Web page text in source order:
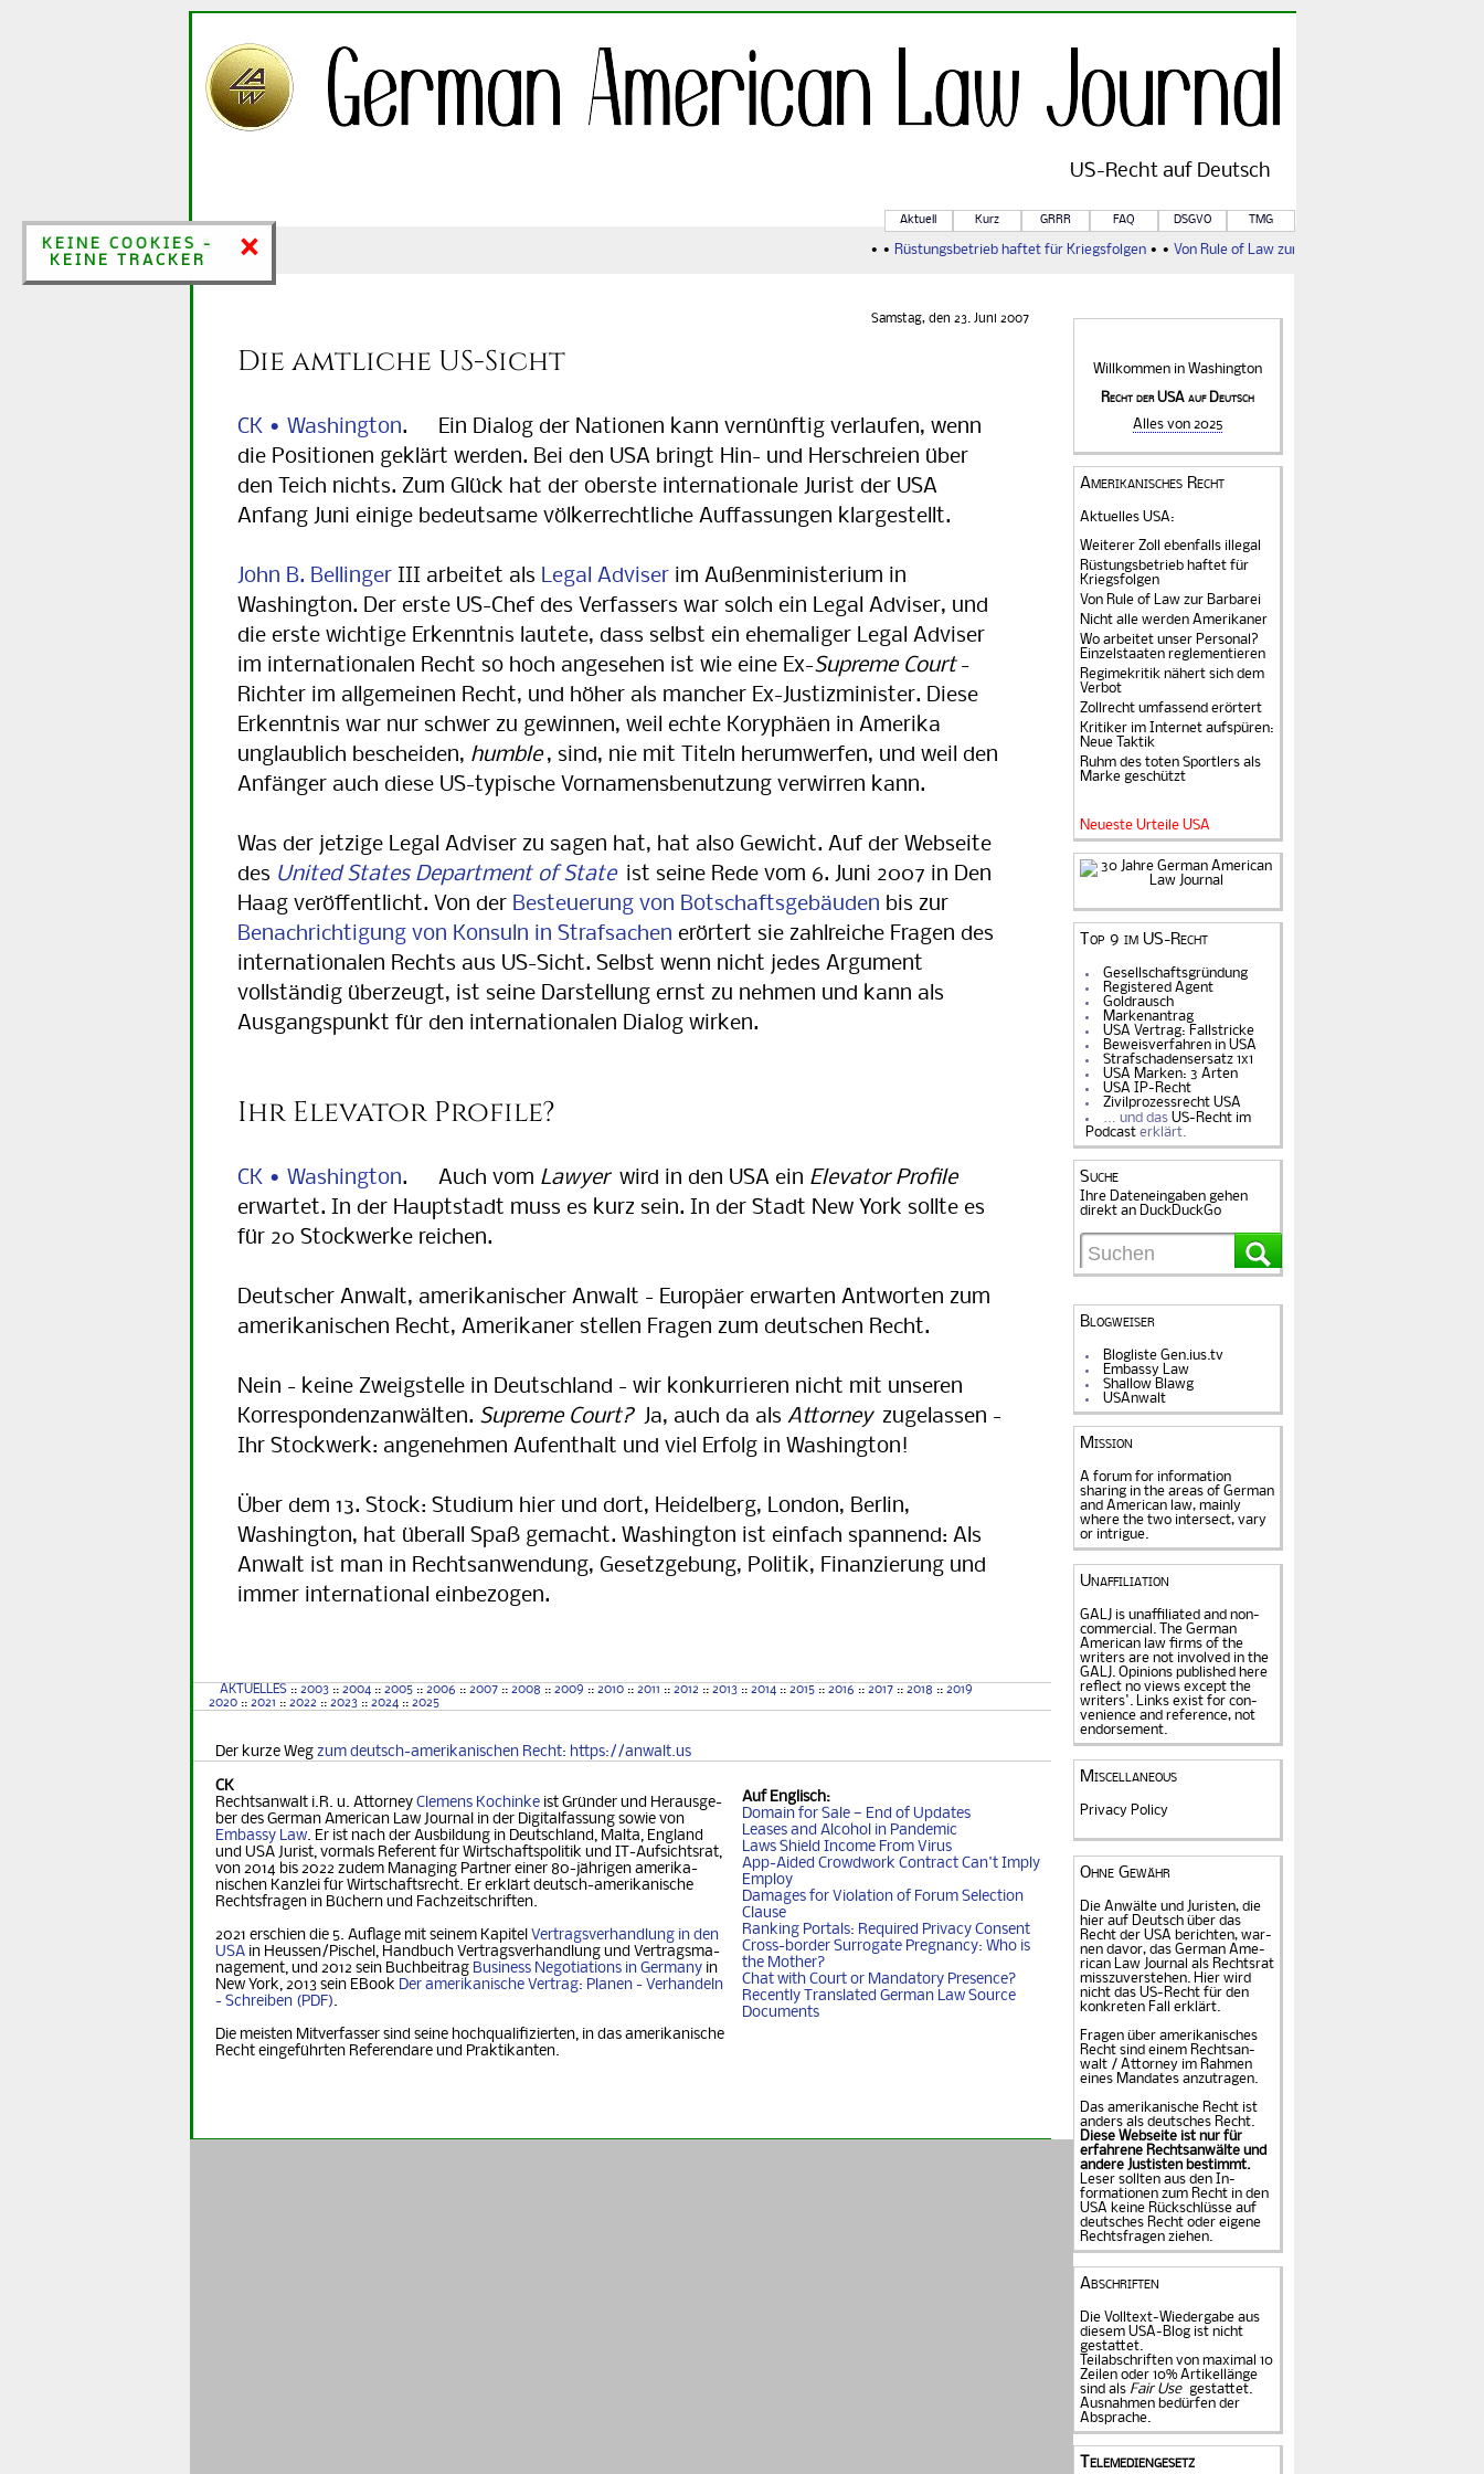
×
KEINE COOKIES &
KEINE TRACKER
US-Rechtauf Deutsch
Aktuell Kurz GRRR FAQ DSGVO TMG
• • Rüstungsbetrieb haftet für Kriegsfolgen• • Von Rule of Law zur Barbarei
Samstag, den 23. Juni 2007
Die amtliche US-Sicht
CK • Washington. Ein Dialog der Nationen kann vernünftig verlaufen, wenn
die Positionen geklärt werden. Bei den USA bringt Hin- und Herschreien über
den Teich nichts. Zum Glück hat der oberste internationale Jurist der USA
Anfang Juni einige bedeutsame völkerrechtliche Auffassungen klargestellt.
John B. Bellinger III arbeitet als Legal Adviser im Außenministerium in
Washington. Der erste US-Chef des Verfassers war solch ein Legal Adviser, und
die erste wichtige Erkenntnis lautete, dass selbst ein ehemaliger Legal Adviser
im internationalen Recht so hoch angesehen ist wie eine Ex-Supreme Court -
Richter im allgemeinen Recht, und höher als mancher Ex-Justizminister. Diese
Erkenntnis war nur schwer zu gewinnen, weil echte Koryphäen in Amerika
unglaublich bescheiden, humble , sind, nie mit Titeln herumwerfen, und weil den
Anfänger auch diese US-typische Vornamensbenutzung verwirren kann.
Was der jetzige Legal Adviser zu sagen hat, hat also Gewicht. Auf der Webseite
des United States Department of State ist seine Rede vom 6. Juni 2007 in Den
Haag veröffentlicht. Von der Besteuerung von Botschaftsgebäuden bis zur
Benachrichtigung von Konsuln in Strafsachen erörtert sie zahlreiche Fragen des
internationalen Rechts aus US-Sicht. Selbst wenn nicht jedes Argument
vollständig überzeugt, ist seine Darstellung ernst zu nehmen und kann als
Ausgangspunkt für den internationalen Dialog wirken.
Ihr Elevator Profile?
CK • Washington. Auch vom Lawyer wird in den USA ein Elevator Profile
erwartet. In der Hauptstadt muss es kurz sein. In der Stadt New York sollte es
für 20 Stockwerke reichen.
Deutscher Anwalt, amerikanischer Anwalt - Europäer erwarten Antworten zum
amerikanischen Recht, Amerikaner stellen Fragen zum deutschen Recht.
Nein - keine Zweigstelle in Deutschland - wir konkurrieren nicht mit unseren
Korrespondenzanwälten. Supreme Court? Ja, auch da als Attorney zugelassen -
Ihr Stockwerk: angenehmen Aufenthalt und viel Erfolg in Washington!
Über dem 13. Stock: Studium hier und dort, Heidelberg, London, Berlin,
Washington, hat überall Spaß gemacht. Washington ist einfach spannend: Als
Anwalt ist man in Rechtsanwendung, Gesetzgebung, Politik, Finanzierung und
immer international einbezogen.
AKTUELLES :: 2003 :: 2004 :: 2005 :: 2006 :: 2007 :: 2008 :: 2009 :: 2010 :: 2011 :: 2012 :: 2013 :: 2014 :: 2015 :: 2016 :: 2017 :: 2018 :: 2019
2020 :: 2021 :: 2022 :: 2023 :: 2024 :: 2025
Der kurze Weg zum deutsch-amerikanischen Recht: https://anwalt.us
Auf Englisch:
Domain for Sale — End of Updates
Leases and Alcohol in Pandemic
Laws Shield Income From Virus
App-Aided Crowdwork Contract Can't Imply
Employ
Damages for Violation of Forum Selection
Clause
Ranking Portals: Required Privacy Consent
Cross-border Surrogate Pregnancy: Who is
the Mother?
Chat with Court or Mandatory Presence?
Recently Translated German Law Source
Documents
CK
Rechtsanwalt i.R. u. Attorney Clemens Kochinke ist Gründer und Her­aus­ge­
ber des German Ame­ri­can Law Journal in der Digitalfassung so­wie von
Embassy Law. Er ist nach der Ausbildung in Deutschland, Mal­ta, Eng­land
und USA Jurist, vormals Referent für Wirt­schafts­politik und IT-Auf­sichtsrat,
von 2014 bis 2022 zudem Managing Part­ner einer 80-jäh­ri­gen ame­ri­ka­
nischen Kanzlei für Wirtschaftsrecht. Er erklärt deutsch-ame­ri­ka­ni­sche
Rechts­fra­gen in Büchern und Fachzeitschriften.
2021 erschien die 5. Auflage mit seinem Kapitel Vertragsverhandlung in den
USA in Heus­sen/Pischel, Handbuch Vertragsverhandlung und Ver­trags­ma­
na­ge­ment, und 2012 sein Buchbeitrag Business Nego­ti­ati­ons in Ger­ma­ny in
New York, 2013 sein EBook Der ame­ri­ka­ni­sche Vertrag: Planen - Ver­han­deln
- Schreiben
.
Die meisten Mitverfasser sind seine hochqualifizierten, in das amerikanische
Recht eingeführten Referendare und Praktikanten.
Willkommen in Washington
Recht der USA auf Deutsch
Alles von 2025
Amerikanisches Recht
Aktuelles USA:
Weiterer Zoll ebenfalls illegal
Rüstungsbetrieb haftet für
Kriegsfolgen
Von Rule of Law zur Barbarei
Nicht alle werden Amerikaner
Wo arbeitet unser Personal?
Einzelstaaten reglementieren
Regimekritik nähert sich dem
Verbot
Zollrecht umfassend erörtert
Kritiker im Internet aufspüren:
Neue Taktik
Ruhm des toten Sportlers als
Marke geschützt
Neueste Urteile USA
Top 9 im US-Recht
Gesellschaftsgründung
Registered Agent
Goldrausch
Markenantrag
USA Vertrag: Fallstricke
Beweisverfahren in USA
Strafschadensersatz 1x1
USA Marken: 3 Arten
USA IP-Recht
Zivilprozessrecht USA
… und dasUS-Recht im
Podcast erklärt.
Suche
Ihre Dateneingaben gehen
direkt an DuckDuckGo
Blogweiser
Blogliste Gen.ius.tv
Embassy Law
Shallow Blawg
USAnwalt
Mission
A forum for information
sharing in the areas of German
and American law, mainly
where the two intersect, vary
or intrigue.
Unaffiliation
GALJ is unaffiliated and non-
commercial. The Ger­man
American law firms of the
writers are not in­volved in the
GALJ. Opi­nions published here
reflect no views except the
writers'. Links exist for con­
venience and refe­rence, not
endorse­ment.
Miscellaneous
Privacy Policy
Ohne Gewähr
Die Anwälte und Juristen, die
hier auf Deutsch über das
Recht der USA be­rich­ten, war­
nen davor, das German Ame­
rican Law Journal als Rechts­rat
miss­zu­verstehen. Hier wird
nicht das US-Recht für den
konkreten Fall er­klärt.
Fragen über amerika­ni­sches
Recht sind einem Rechts­an­
walt / Attorney im Rahmen
eines Mandates an­zu­tragen.
Das amerikanische Recht ist
anders als deutsches Recht.
Diese Webseite ist nur für
erfahrene Rechtsanwälte und
andere Justisten be­stimmt.
Leser sollten aus den In­
formationen zum Recht in den
USA keine Rückschlüsse auf
deutsches Recht oder eigene
Rechtsfragen ziehen.
Abschriften
Die Volltext-Wiedergabe aus
diesem USA-Blog ist nicht
gestattet.
Teilabschriften von maximal 10
Zeilen oder 10% Artikellänge
sind als Fair Use
gestattet.
Ausnahmen bedürfen der
Absprache.
Telemediengesetz
×
KEINE COOKIES -
KEINE TRACKER